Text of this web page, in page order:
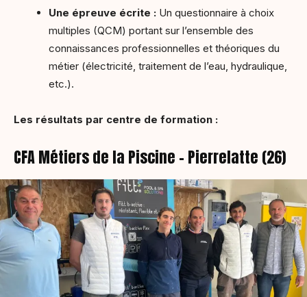
Une épreuve écrite : Un questionnaire à choix
multiples (QCM) portant sur l’ensemble des
connaissances professionnelles et théoriques du
métier (électricité, traitement de l’eau, hydraulique,
etc.).
Les résultats par centre de formation :
CFA Métiers de la Piscine – Pierrelatte (26)